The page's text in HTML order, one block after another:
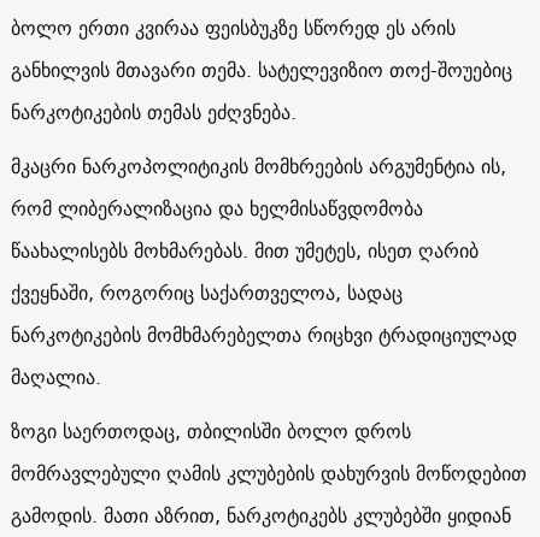
ბოლო ერთი კვირაა ფეისბუკზე სწორედ ეს არის
განხილვის მთავარი თემა. სატელევიზიო თოქ-შოუებიც
ნარკოტიკების თემას ეძღვნება.
მკაცრი ნარკოპოლიტიკის მომხრეების არგუმენტია ის,
რომ ლიბერალიზაცია და ხელმისაწვდომობა
წაახალისებს მოხმარებას. მით უმეტეს, ისეთ ღარიბ
ქვეყნაში, როგორიც საქართველოა, სადაც
ნარკოტიკების მომხმარებელთა რიცხვი ტრადიციულად
მაღალია.
ზოგი საერთოდაც, თბილისში ბოლო დროს
მომრავლებული ღამის კლუბების დახურვის მოწოდებით
გამოდის. მათი აზრით, ნარკოტიკებს კლუბებში ყიდიან